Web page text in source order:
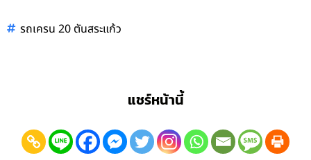
รถเครน 20 ตันสระแก้ว
แชร์หน้านี้